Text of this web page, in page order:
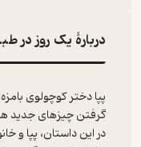
دربارۀ یک روز در
پپا دختر کوچولوی